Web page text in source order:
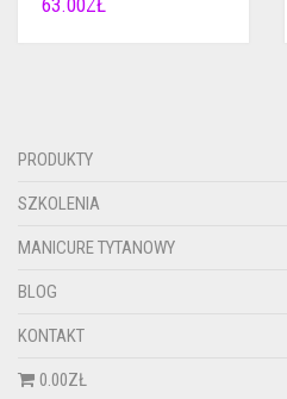
63.00ZŁ
PRODUKTY
SZKOLENIA
MANICURE TYTANOWY
BLOG
KONTAKT
0.00ZŁ